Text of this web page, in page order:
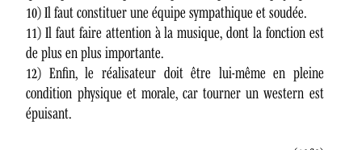
10) Il faut constituer une équipe sympathique et soudée.
11) Il faut faire attention à la musique, dont la fonction est
de plus en plus importante.
12) Enfin, le réalisateur doit être lui-même en pleine
condition physique et morale, car tourner un western est
épuisant.